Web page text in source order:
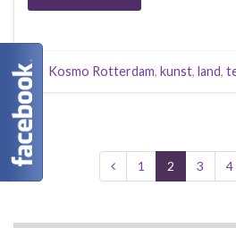
Kosmo Rotterdam, kunst, land,
1 2 3 4